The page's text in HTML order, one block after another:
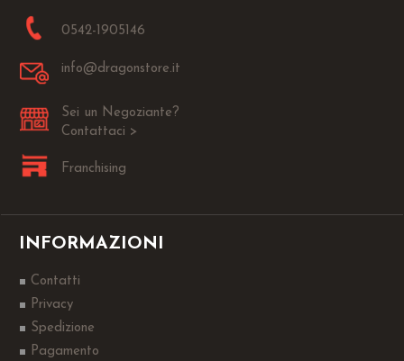
0542-1905146
info@dragonstore.it
Sei un Negoziante?
Contattaci >
Franchising
INFORMAZIONI
Contatti
Privacy
Spedizione
Pagamento